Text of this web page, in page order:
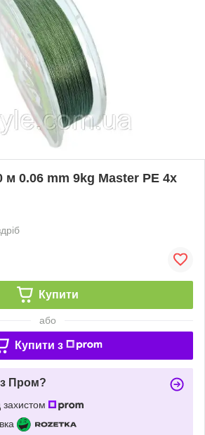
0.06 mm 9kg Master PE 4x
Купити
або
Купити з
Пром?